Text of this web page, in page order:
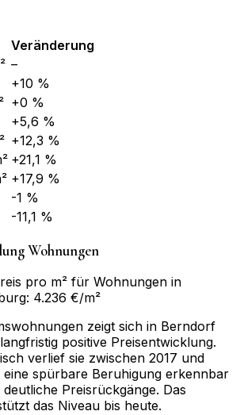
Veränderung
–
+10 %
+0 %
+5,6 %
+12,3 %
+21,1 %
+17,9 %
-1 %
-11,1 %
Wohnungen
pro m² für Wohnungen in
4.236 €/m²
zeigt sich in Berndorf
positive Preisentwicklung.
verlief sie zwischen 2017 und
eine spürbare Beruhigung erkennbar
Preisrückgänge. Das
das Niveau bis heute.